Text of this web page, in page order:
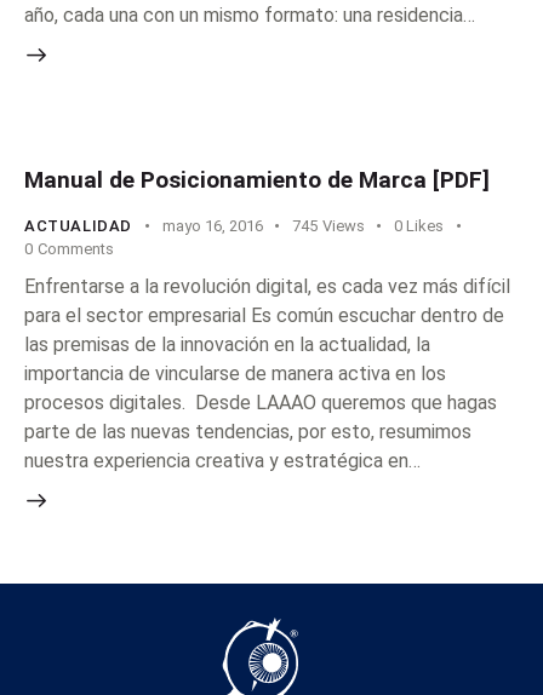
año, cada una con un mismo formato: una residencia…
Manual de Posicionamiento de Marca [PDF]
ACTUALIDAD mayo 16, 2016 745 Views 0 Likes
0 Comments
Enfrentarse a la revolución digital, es cada vez más difícil
para el sector empresarial Es común escuchar dentro de
las premisas de la innovación en la actualidad, la
importancia de vincularse de manera activa en los
procesos digitales. Desde LAAAO queremos que hagas
parte de las nuevas tendencias, por esto, resumimos
nuestra experiencia creativa y estratégica en…